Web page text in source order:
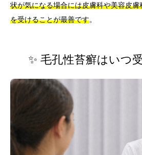
状が気になる場合には皮膚科や美容皮
を受けることが最善です。
✨ 毛孔性苔癬はいつ